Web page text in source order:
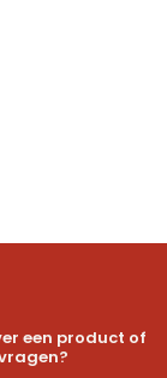
een product of